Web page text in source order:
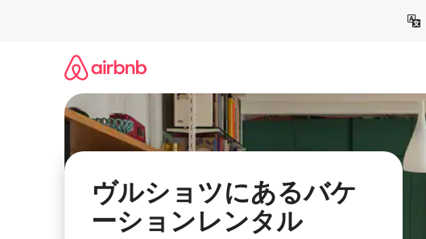
ヴルショツにあるバケ
ーションレンタル